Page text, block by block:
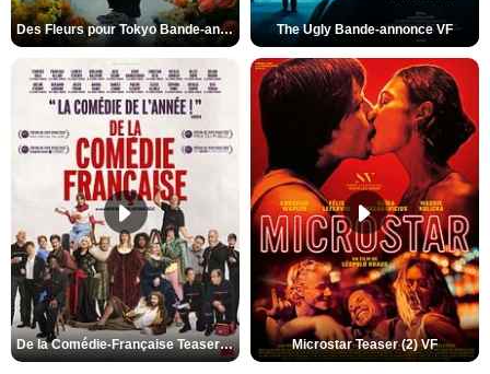
Des Fleurs pour Tokyo Bande-annonce VO STFR The Ugly Bande-annonce VF
De la Comédie-Française Teaser (3) VF Microstar Teaser (2) VF